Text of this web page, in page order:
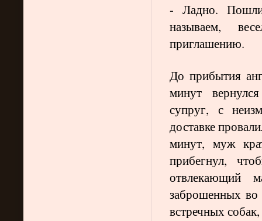
- Ладно.
называем,
приглашению.
До прибытия
минут
супруг, с
доставке
минут, муж
прибегнул,
отвлекающий
заброшенных во
встречных